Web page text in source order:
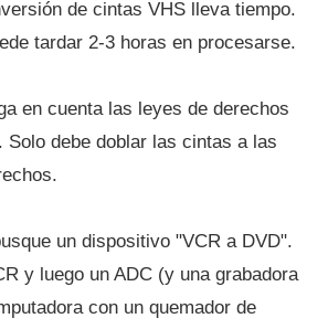
de cintas VHS lleva tiempo.
tardar 2-3 horas en procesarse.
en cuenta las leyes de derechos
Solo debe doblar las cintas a las
un dispositivo "VCR a DVD".
y luego un ADC (y una grabadora
con un quemador de